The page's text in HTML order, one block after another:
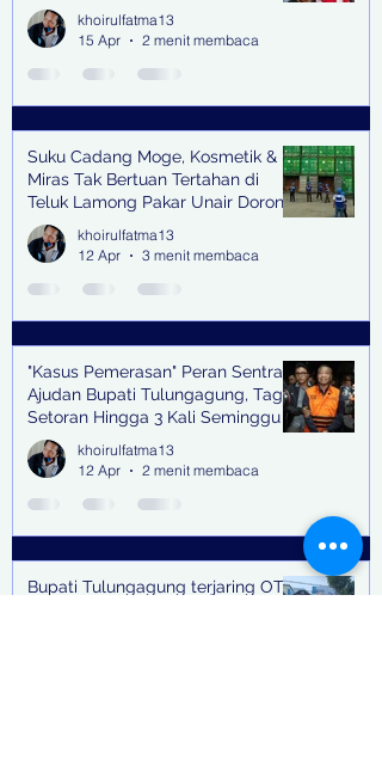
khoirulfatma13
15 Apr
2 menit membaca
Suku Cadang Moge, Kosmetik &
Miras Tak Bertuan Tertahan di
Teluk Lamong Pakar Unair Dorong
Bea Cukai Kejar Big Bos Impor
Ilegal
khoirulfatma13
12 Apr
3 menit membaca
"Kasus Pemerasan" Peran Sentral
Ajudan Bupati Tulungagung, Tagih
Setoran Hingga 3 Kali Seminggu
khoirulfatma13
12 Apr
2 menit membaca
Bupati Tulungagung terjaring OTT,